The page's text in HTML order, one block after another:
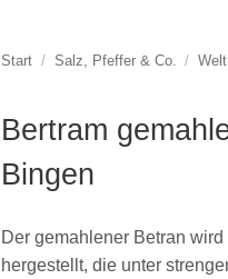
Start / Salz, Pfeffer & Co. /
Bertram
Bingen
Der gemahlener Betran
hergestellt, die unter